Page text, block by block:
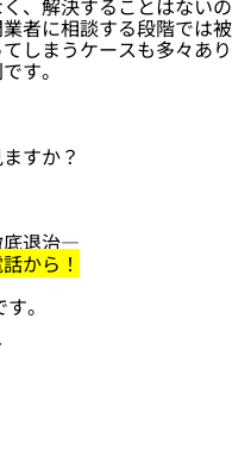
、解決することはないの
者に相談する段階では被
しまうケースも多々あり
す。
すか？
底退治―
から！
。